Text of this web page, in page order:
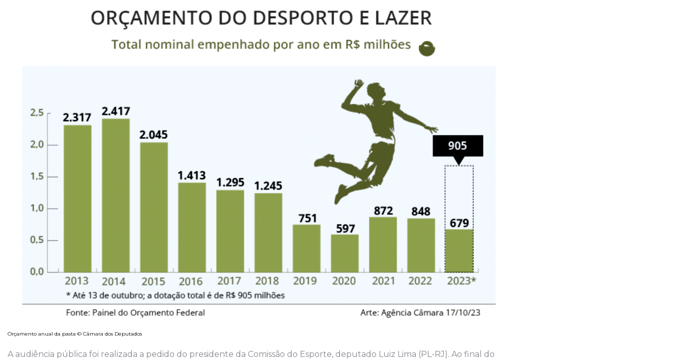
Orçamento anual da pasta © Câmara dos Deputados
A audiência pública foi realizada a pedido do presidente da Comissão do Esporte, deputado Luiz Lima (PL-RJ). Ao final do